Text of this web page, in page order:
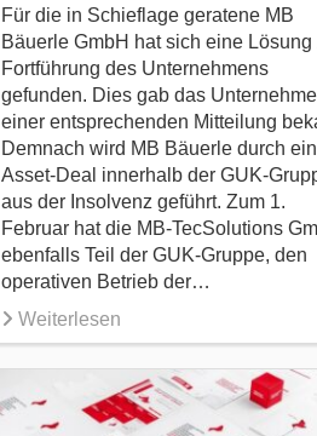
Für die in Schieflage geratene MB
Bäuerle GmbH hat sich eine Lösung
Fortführung des Unternehmens
gefunden. Dies gab das
einer entsprechenden Mitteilung
Demnach wird MB Bäuerle durch
Asset-Deal innerhalb der GUK-
aus der Insolvenz geführt. Zum 1.
Februar hat die MB-TecSolutions
ebenfalls Teil der GUK-Gruppe, den
operativen Betrieb der…
Weiterlesen